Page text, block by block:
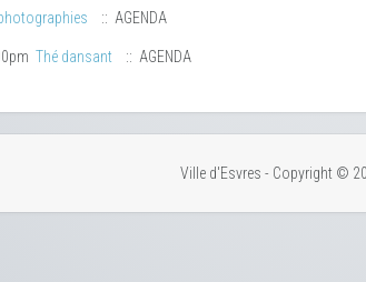
:: AGENDA
Thé dansant :: AGENDA
Ville d'Esvres - Copyright ©